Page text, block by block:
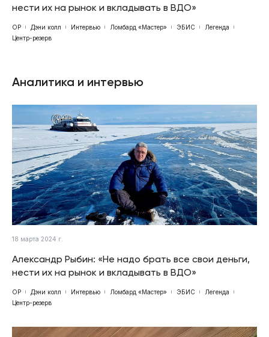
нести их на рынок и вкладывать в ВДО»
ОР Дэни колл Интервью Ломбард «Мастер» ЭБИС
Легенда
Центр-резерв
Аналитика и интервью
18 марта 2024 г.
Александр Рыбин: «Не надо брать все свои деньги,
нести их на рынок и вкладывать в ВДО»
ОР Дэни колл Интервью Ломбард «Мастер» ЭБИС
Легенда
Центр-резерв